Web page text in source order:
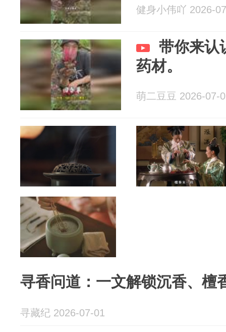
健身小伟吖 2026-
带你来认
药材。
萌二豆豆 2026-07-
寻香问道：一文解锁沉香、檀
寻藏纪 2026-07-01